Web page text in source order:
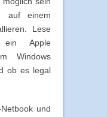
auf einem
Lese
Apple
Windows
ob es legal
und